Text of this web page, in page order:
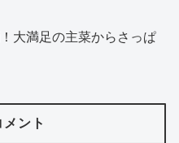
大満足の主菜からさっぱ
ント